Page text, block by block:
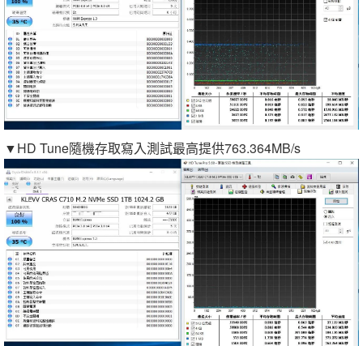
▼HD Tune隨機存取寫入測試最高提供763.364MB/s